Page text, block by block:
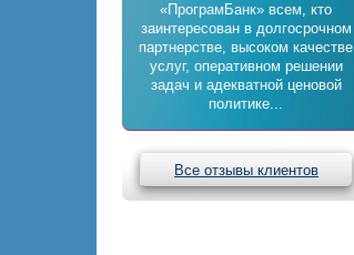
«ПрограмБанк» всем, кто
заинтересован в долгосрочном
партнерстве, высоком качестве
услуг, оперативном решении
задач и адекватной ценовой
политике...
Все отзывы клиентов